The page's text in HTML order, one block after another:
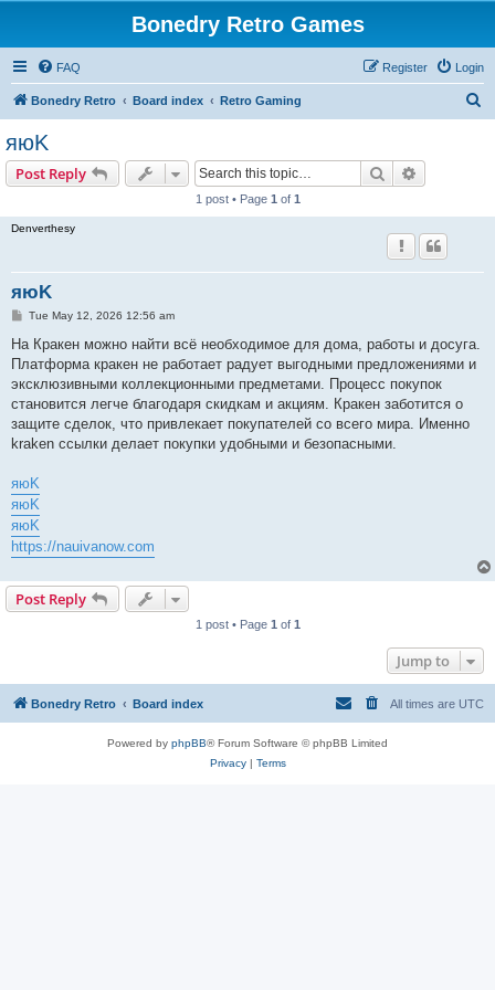
Bonedry Retro Games
FAQ Login
Register
Bonedry Retro Board index Retro Gaming
яюK
Post Reply Search
1 post • Page 1 of 1
Denverthesy
яюK
P
s
Tue May 12, 2026 12:56 am
На Кракен можно найти всё необходимое для дома, работы и досуга.
Платформа кракен не работает радует выгодными предложениями и
эксклюзивными коллекционными предметами. Процесс покупок
становится легче благодаря скидкам и акциям. Кракен заботится о
защите сделок, что привлекает покупателей со всего мира. Именно
kraken ссылки делает покупки удобными и безопасными.
яюK
яюK
яюK
https://nauivanow.com
Post Reply
1 post • Page 1 of 1
Jump to
Bonedry Retro Board index All times are UTC
Powered by phpBB® Forum Software © phpBB Limited
Privacy| Terms